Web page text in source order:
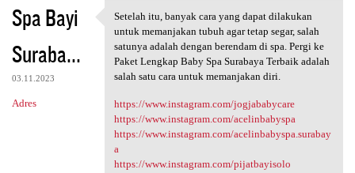
e
Spa Bayi
Suraba...
03.11.2023
Adres
Setelah itu, banyak cara yang
Setelah itu, banyak cara yang dapat dilakukan
untuk memanjakan tubuh agar tetap segar, salah
satunya adalah dengan berendam di spa. Pergi ke
Paket Lengkap Baby Spa Surabaya Terbaik adalah
salah satu cara untuk memanjakan diri.
https://www.instagram.com/jogjababycare
https://www.instagram.com/acelinbabyspa
https://www.instagram.com/acelinbabyspa.surabay
a
https://www.instagram.com/pijatbayisolo